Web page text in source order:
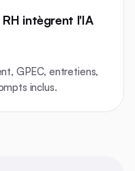
intègrent l'IA
GPEC, entretiens,
inclus.